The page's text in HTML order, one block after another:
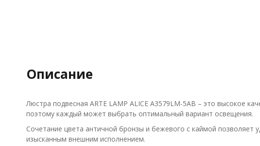
Описание
Люстра подвесная ARTE LAMP ALICE A3579LM-5AB – это высокое
поэтому каждый может выбрать оптимальный вариант освещения.
Сочетание цвета античной бронзы и бежевого с каймой
изысканным внешним исполнением.